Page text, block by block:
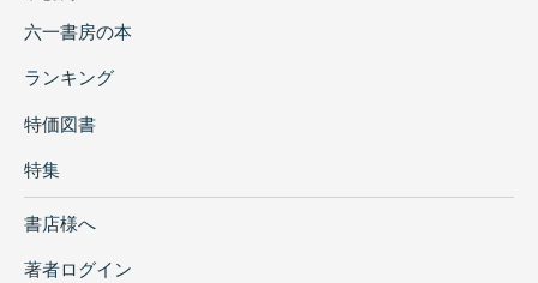
六一書房の本
ランキング
特価図書
特集
書店様へ
著者ログイン